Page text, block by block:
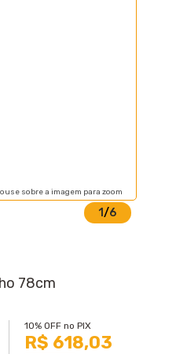
1/6
sobre a imagem para zoom
78cm
10% OFF no PIX
R$ 618,03